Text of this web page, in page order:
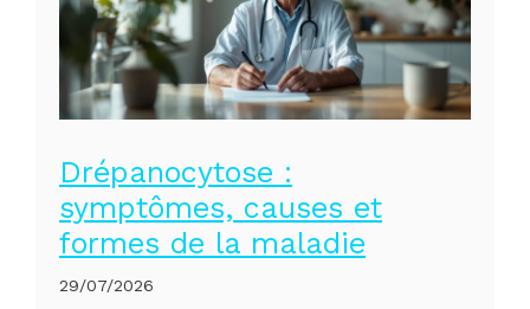
Drépanocytose :
symptômes, causes et
formes de la maladie
29/07/2026